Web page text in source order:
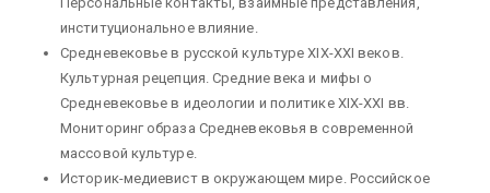
институциональное влияние.
Средневековье в русской культуре XIX-XXI веков.
Культурная рецепция. Средние века и мифы о
Средневековье в идеологии и политике XIX-XXI вв.
Мониторинг образа Средневековья в современной
массовой культуре.
Историк-медиевист в окружающем мире. Российское